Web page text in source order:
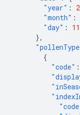
"year" :
"month" :
"day" :
11
},
{
"code" :